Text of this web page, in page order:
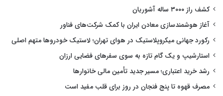
کشف راز ۳۰۰۰ ساله آشوریان
آغاز هوشمندسازی معادن ایران با کمک شرکت‌های فناور
رکورد جهانی میکروپلاستیک در هوای تهران؛ لاستیک خودروها متهم اصلی
استارشیپ و یک گام تازه به سوی سفرهای فضایی ارزان
رشد خرید اعتباری؛ مسیر جدید تأمین مالی خانوارها
مصرف قهوه تا پنج فنجان در روز برای قلب مفید است